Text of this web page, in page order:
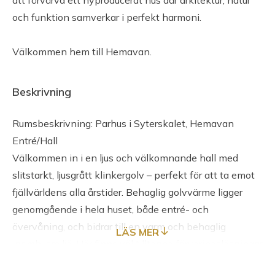
och funktion samverkar i perfekt harmoni.
Välkommen hem till Hemavan.
Beskrivning
Rumsbeskrivning: Parhus i Syterskalet, Hemavan
Entré/Hall
Välkommen in i en ljus och välkomnande hall med
slitstarkt, ljusgrått klinkergolv – perfekt för att ta emot
fjällvärldens alla årstider. Behaglig golvvärme ligger
genomgående i hela huset, både entré- och
övervåning, och bidrar till en varm och behaglig
LÄS MER